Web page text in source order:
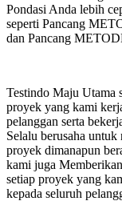
Pondasi Anda lebih
seperti Pancang
dan Pancang
Testindo Maju Utama
proyek yang kami
pelanggan serta
Selalu berusaha
proyek dimanapun
kami juga
setiap proyek yang
kepada seluruh